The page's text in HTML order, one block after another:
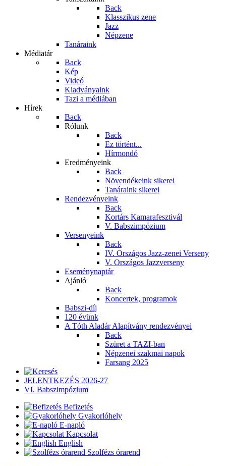
Back
Klasszikus zene
Jazz
Népzene
Tanáraink
Médiatár
Back
Kép
Videó
Kiadványaink
Tazi a médiában
Hírek
Back
Rólunk
Back
Ez történt...
Hírmondó
Eredményeink
Back
Növendékeink sikerei
Tanáraink sikerei
Rendezvényeink
Back
Kortárs Kamarafesztivál
V. Babszimpózium
Versenyeink
Back
IV. Országos Jazz-zenei Verseny
V. Országos Jazzverseny
Eseménynaptár
Ajánló
Back
Koncertek, programok
Babszi-díj
120 évünk
A Tóth Aladár Alapítvány rendezvényei
Back
Szüret a TAZI-ban
Népzenei szakmai napok
Farsang 2025
JELENTKEZÉS 2026-27
VI. Babszimpózium
Befizetés
Gyakorlóhely
E-napló
Kapcsolat
English
Szolfézs órarend